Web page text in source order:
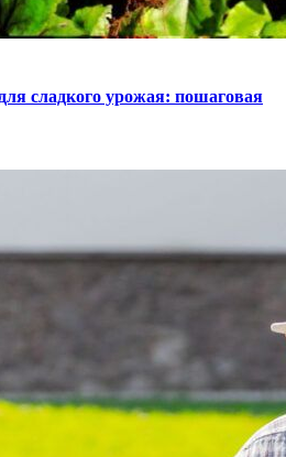
сладкого урожая: пошаговая